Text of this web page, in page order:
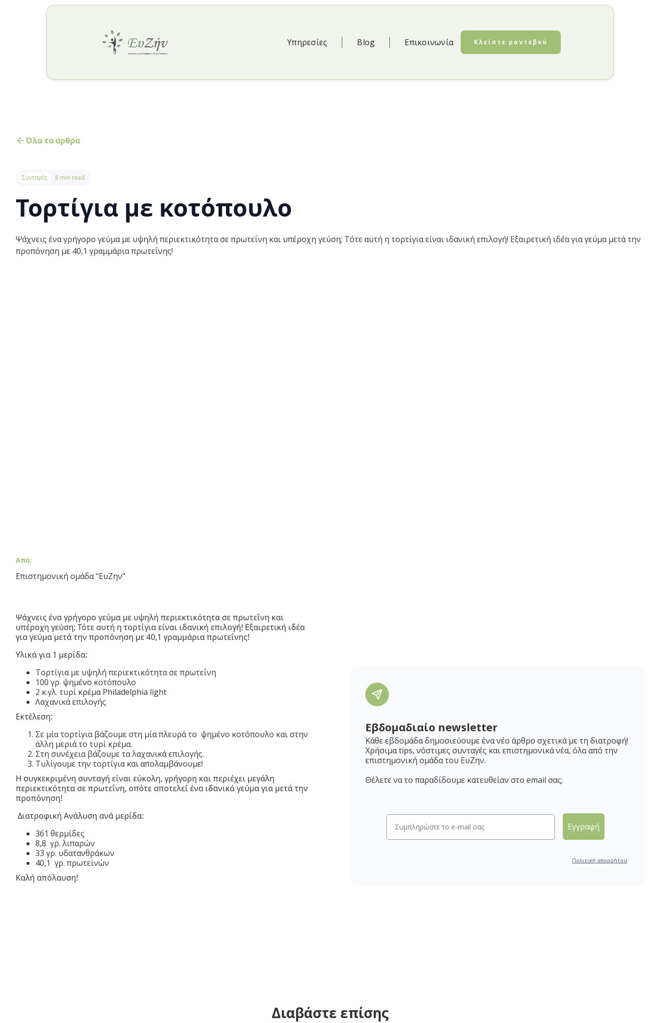
Υπηρεσίες Blog Επικοινωνία Κλείστε ραντεβού
Όλα τα άρθρα
Συνταγές 8 min read
Τορτίγια με κοτόπουλο
Ψάχνεις ένα γρήγορο γεύμα με υψηλή περιεκτικότητα σε πρωτεΐνη και υπέροχη γεύση; Τότε αυτή η τορτίγια είναι ιδανική επιλογή! Εξαιρετική ιδέα για γεύμα μετά την
προπόνηση με 40,1 γραμμάρια πρωτεΐνης!
Από:
Επιστημονική ομάδα "ΕυΖην"
Ψάχνεις ένα γρήγορο γεύμα με υψηλή περιεκτικότητα σε πρωτεΐνη και
υπέροχη γεύση; Τότε αυτή η τορτίγια είναι ιδανική επιλογή! Εξαιρετική ιδέα
για γεύμα μετά την προπόνηση με 40,1 γραμμάρια πρωτεΐνης!
Υλικά για 1 μερίδα:
Τορτίγια με υψηλή περιεκτικότητα σε πρωτεΐνη
100 γρ. ψημένο κοτόπουλο
2 κ.γλ. τυρί κρέμα Philadelphia light
Λαχανικά επιλογής
Εκτέλεση:
Σε μία τορτίγια βάζουμε στη μία πλευρά το ψημένο κοτόπουλο και στην
άλλη μεριά το τυρί κρέμα.
Στη συνέχεια βάζουμε τα λαχανικά επιλογής.
Τυλίγουμε την τορτίγια και απολαμβάνουμε!
Η συγκεκριμένη συνταγή είναι εύκολη, γρήγορη και περιέχει μεγάλη
περιεκτικότητα σε πρωτεΐνη, οπότε αποτελεί ένα ιδανικό γεύμα για μετά την
προπόνηση!
Διατροφική Ανάλυση ανά μερίδα:
361 θερμίδες
8,8 γρ. λιπαρών
33 γρ. υδατανθράκων
40,1 γρ. πρωτεϊνών
Καλή απόλαυση!
Εβδομαδιαίο newsletter
Κάθε εβδομάδα δημοσιεύουμε ένα νέο άρθρο σχετικά με τη διατροφή!
Χρήσιμα tips, νόστιμες συνταγές και επιστημονικά νέα, όλα από την
επιστημονική ομάδα του ΕυΖην.
Θέλετε να το παραδίδουμε κατευθείαν στο email σας;
Εγγραφή
Πολιτική απορρήτου.
Διαβάστε επίσης